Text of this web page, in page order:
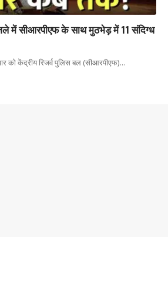
में सीआरपीएफ के साथ मुठभेड़ में 11 संदिग्ध
को केंद्रीय रिजर्व पुलिस बल (सीआरपीएफ)…